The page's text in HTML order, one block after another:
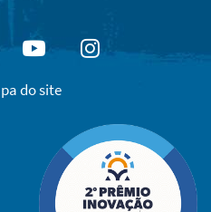
YoutubeInstagram
do site